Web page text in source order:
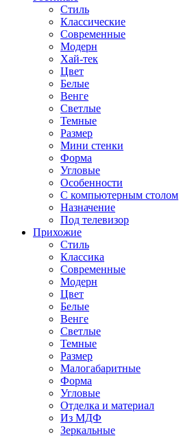
Стиль
Классические
Современные
Модерн
Хай-тек
Цвет
Белые
Венге
Светлые
Темные
Размер
Мини стенки
Форма
Угловые
Особенности
С компьютерным столом
Назначение
Под телевизор
Прихожие
Стиль
Классика
Современные
Модерн
Цвет
Белые
Венге
Светлые
Темные
Размер
Малогабаритные
Форма
Угловые
Отделка и материал
Из МДФ
Зеркальные